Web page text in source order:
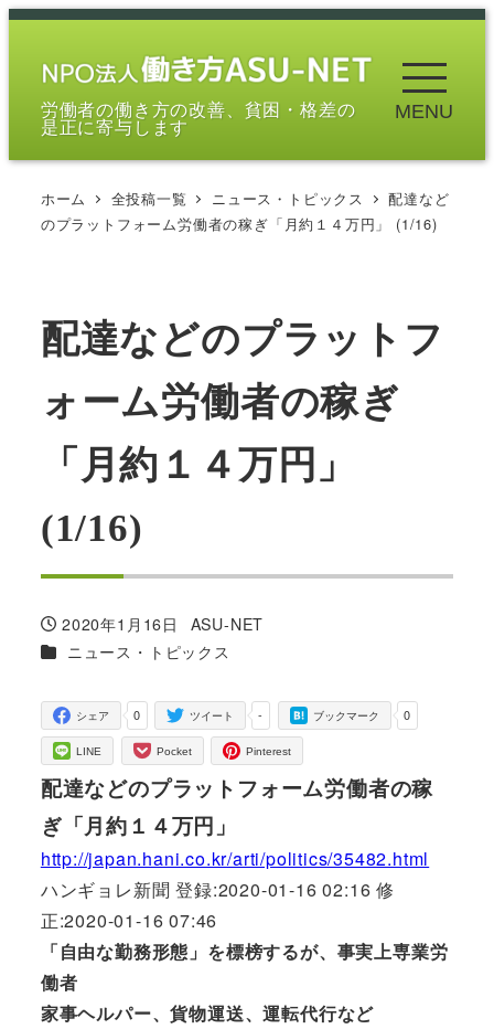
メ
労働者の働き方の改善、貧困・格差の
是正に寄与します
MENU
ホーム 全投稿一覧 ニュース・トピックス
配達など
のプラットフォーム労働者の稼ぎ「月約１４万円」 (1/16)
配達などのプラットフ
ォーム労働者の稼ぎ
「月約１４万円」
(1/16)
投稿日
2020年1月16日
著
者
ASU-NET
カテゴリー
ニュース・トピックス
0
シェア -
ツイート 0
ブックマーク
LINE Pocket Pinterest
配達などのプラットフォーム労働者の稼
ぎ「月約１４万円」
http://japan.hani.co.kr/arti/politics/35482.html
ハンギョレ新聞 登録:2020-01-16 02:16 修
正:2020-01-16 07:46
「自由な勤務形態」を標榜するが、事実上専業労
働者
家事ヘルパー、貨物運送、運転代行など